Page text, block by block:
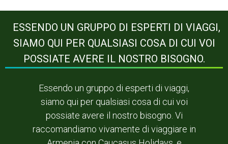
ESSENDO UN GRUPPO DI ESPERTI DI VIAGGI,
SIAMO QUI PER QUALSIASI COSA DI CUI VOI
POSSIATE AVERE IL NOSTRO BISOGNO.
Essendo un gruppo di esperti di viaggi,
siamo qui per qualsiasi cosa di cui voi
possiate avere il nostro bisogno. Vi
raccomandiamo vivamente di viaggiare in